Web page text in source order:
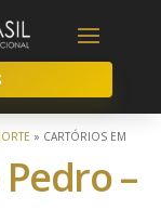
» CARTÓRIOS EM
–